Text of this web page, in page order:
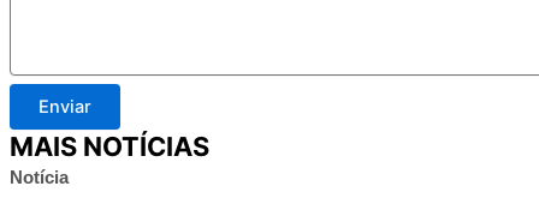
Enviar
MAIS NOTÍCIAS
Notícia